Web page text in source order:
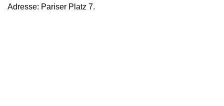
Adresse: Pariser Platz 7.